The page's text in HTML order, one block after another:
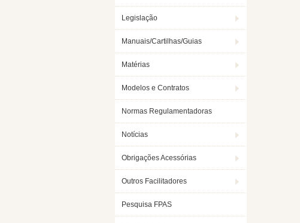
Legislação
Manuais/Cartilhas/Guias
Matérias
Modelos e Contratos
Normas Regulamentadoras
Notícias
Obrigações Acessórias
Outros Facilitadores
Pesquisa FPAS